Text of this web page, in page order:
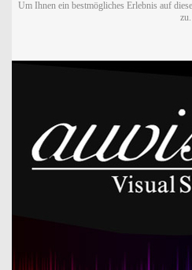
Um Ihnen ein bestmögliches Erlebnis auf